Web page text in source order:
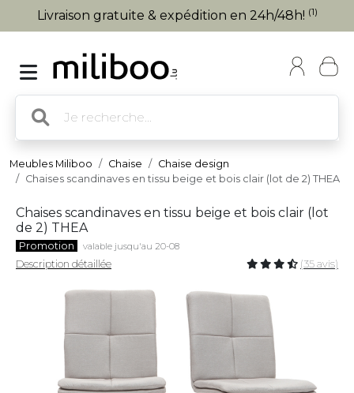
Livraison gratuite & expédition en 24h/48h! (1)
Meubles Miliboo Chaise
Chaise design
Chaises scandinaves en tissu beige et bois clair (lot de 2) THEA
Chaises scandinaves en tissu beige et bois clair (lot
de 2) THEA
Promotion valable jusqu'au 20-08
Description détaillée (35 avis)